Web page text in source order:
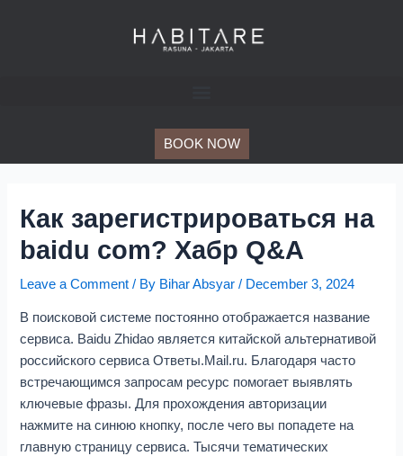
BOOK NOW
Как зарегистрироваться на
baidu com? Хабр Q&A
Leave a Comment / By Bihar Absyar/ December 3, 2024
В поисковой системе постоянно отображается название
сервиса. Baidu Zhidao является китайской альтернативой
российского сервиса Ответы.Mail.ru. Благодаря часто
встречающимся запросам ресурс помогает выявлять
ключевые фразы. Для прохождения авторизации
нажмите на синюю кнопку, после чего вы попадете на
главную страницу сервиса. Тысячи тематических